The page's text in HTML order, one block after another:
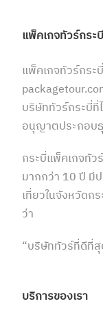
แพ็คเกจทัวร์กร
แพ็คเกจทัวร์กร
บริษัททัวร์กระบี่
อนุญาตประกอบ
กระบี่แพ็คเกจทัว
มากกว่า 10 ปี มี
เที่ยวในจังหวัดก
ว่า
“บริษัททัวร์ที่ดีที่สุ
บริการของเรา